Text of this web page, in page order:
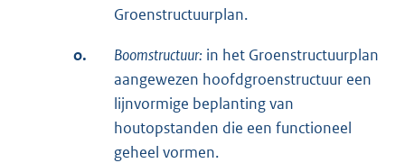
Groenstructuurplan.
o. Boomstructuur: in het Groenstructuurplan
aangewezen hoofdgroenstructuur een
lijnvormige beplanting van
houtopstanden die een functioneel
geheel vormen.